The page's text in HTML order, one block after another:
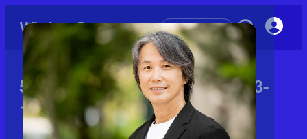
初めての方へ
5-1-17：Apple Newton（1993-
1998）：PDA市場の競争